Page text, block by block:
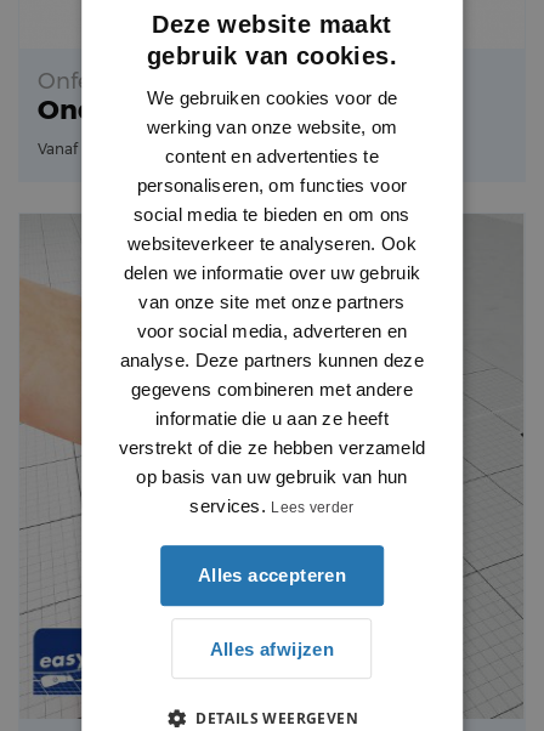
Onfervloerfolie PVC
Ondervloerfolie Op Rol 2 Mm
Vanaf 47.26 per stuk
Deze website maakt
gebruik van cookies.
We gebruiken cookies voor de
werking van onze website, om
content en advertenties te
personaliseren, om functies voor
social media te bieden en om ons
websiteverkeer te analyseren. Ook
delen we informatie over uw gebruik
van onze site met onze partners
voor social media, adverteren en
analyse. Deze partners kunnen deze
gegevens combineren met andere
informatie die u aan ze heeft
verstrekt of die ze hebben verzameld
op basis van uw gebruik van hun
services. Lees verder
Alles accepteren
Alles afwijzen
DETAILS WEERGEVEN